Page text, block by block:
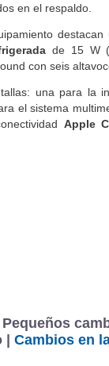
en el respaldo.
de 15 W
con seis
una para la
el sistema
Apple
Pequeños
| Cambios en